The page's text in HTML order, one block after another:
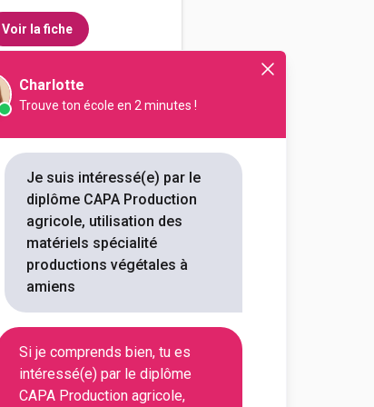
Voir la fiche
utilisation des
productions végétales
informations dont tu as
sur le bouton ci-
Voir la fiche
Robert Schuman -
Charlotte
Trouve ton école en 2 minutes !
Je suis intéressé(e) par le
diplôme CAPA Production
agricole, utilisation des
matériels spécialité
productions végétales à
amiens
Si je comprends bien, tu es
intéressé(e) par le diplôme
CAPA Production agricole,